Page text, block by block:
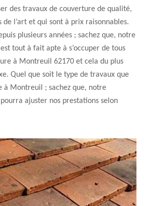
des travaux de couverture de qualité,
de l’art et qui sont à prix raisonnables.
plusieurs années ; sachez que, notre
tout à fait apte à s’occuper de tous
à Montreuil 62170 et cela du plus
Quel que soit le type de travaux que
à Montreuil ; sachez que, notre
ajuster nos prestations selon